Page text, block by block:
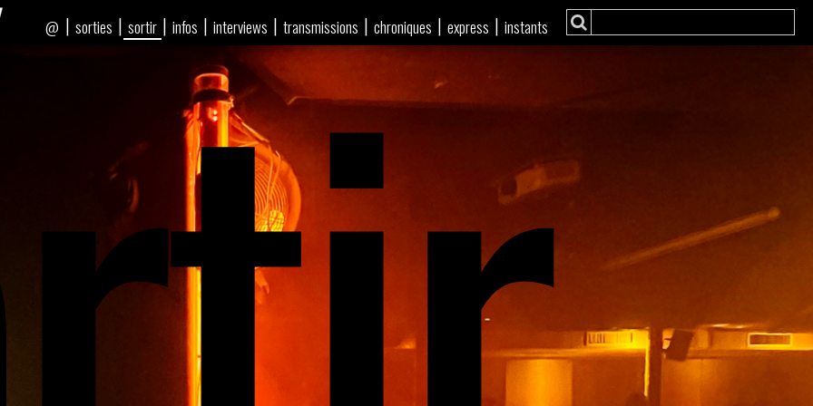
| sorties | sortir | infos | interviews | transmissions | chroniques | express | instants
@